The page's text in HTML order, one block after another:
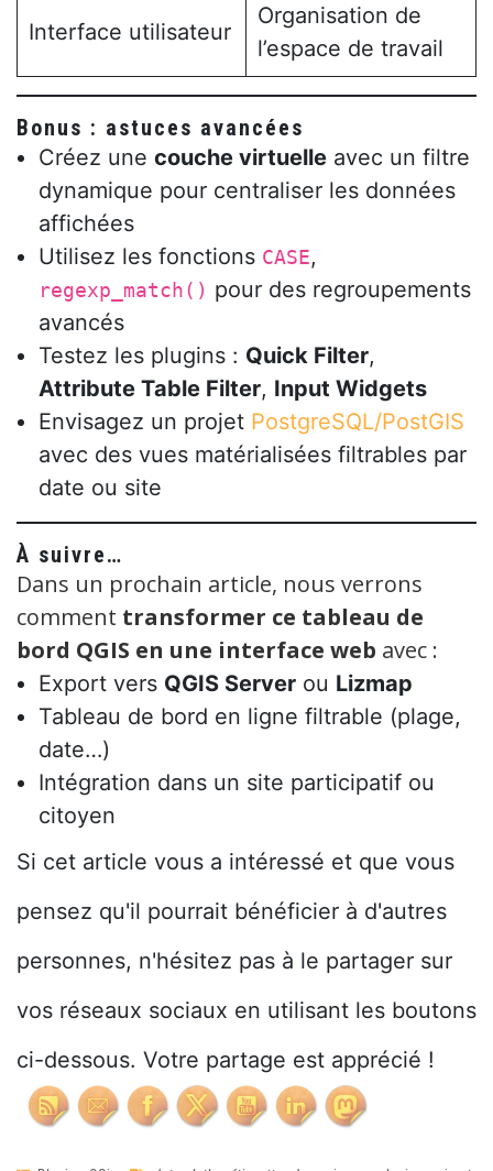
Interface utilisateur
Organisation de
l’espace de travail
Bonus : astuces avancées
Créez une couche virtuelle avec un filtre
dynamique pour centraliser les données
affichées
Utilisez les fonctions CASE,
regexp_match() pour des regroupements
avancés
Testez les plugins : Quick Filter,
Attribute Table Filter, Input Widgets
Envisagez un projet PostgreSQL/PostGIS
avec des vues matérialisées filtrables par
date ou site
À suivre…
Dans un prochain article, nous verrons
comment transformer ce tableau de
bord QGIS en une interface web avec :
Export vers QGIS Server ou Lizmap
Tableau de bord en ligne filtrable (plage,
date…)
Intégration dans un site participatif ou
citoyen
Si cet article vous a intéressé et que vous
pensez qu'il pourrait bénéficier à d'autres
personnes, n'hésitez pas à le partager sur
vos réseaux sociaux en utilisant les boutons
ci-dessous. Votre partage est apprécié !